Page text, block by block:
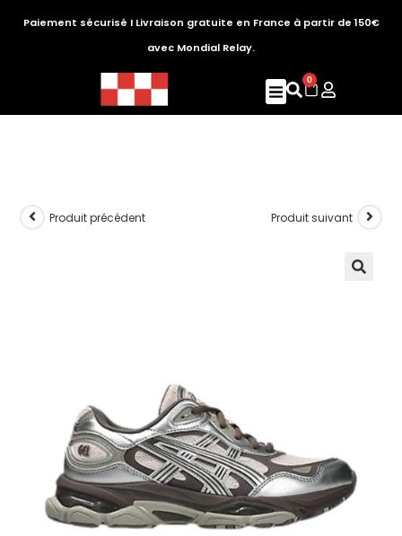
Paiement sécurisé I Livraison gratuite en France à partir de 150€
avec Mondial Relay.
0
Produit précédent Produit suivant